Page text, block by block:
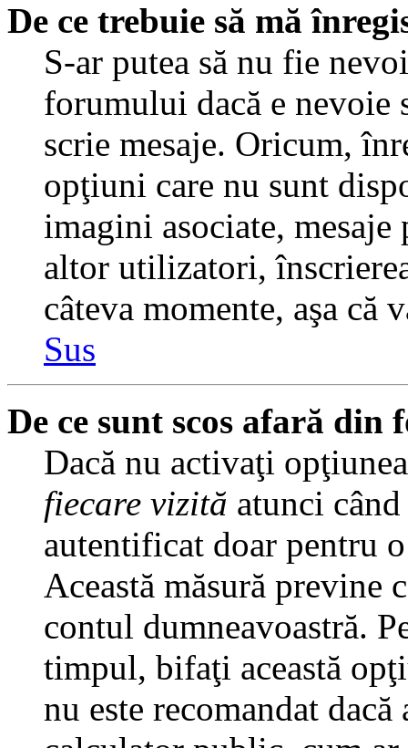
De ce trebuie să mă
S-ar putea să nu fie
forumului dacă e nevoie
scrie mesaje. Oricum,
opţiuni care nu sunt
imagini asociate,
altor utilizatori,
câteva momente, aşa că
Sus
De ce sunt scos afară din
Dacă nu activaţi
fiecare vizită atunci
autentificat doar pentru
Această măsură previne
contul dumneavoastră.
timpul, bifaţi această
nu este recomandat